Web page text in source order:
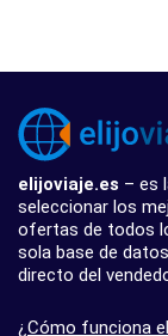
elijoviaje.es – es
seleccionar los
ofertas de todos
sola base de
directo del
¿Cómo funciona